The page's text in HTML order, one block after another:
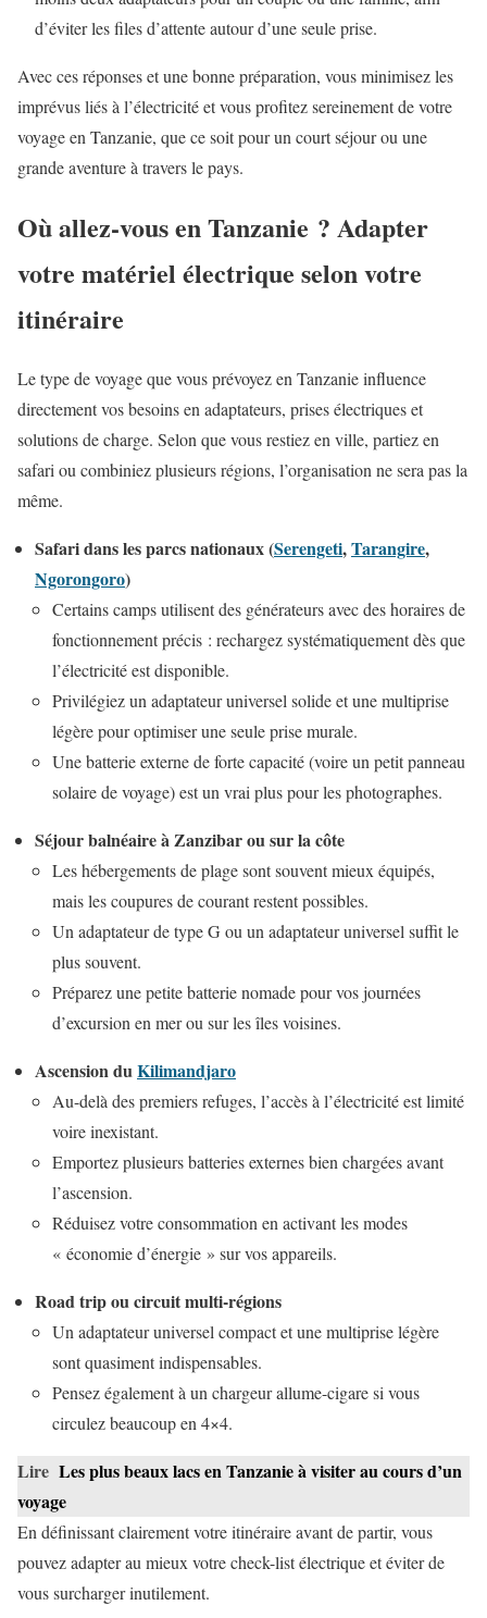
d’éviter les files d’attente autour d’une seule prise.
Avec ces réponses et une bonne préparation, vous minimisez les
imprévus liés à l’électricité et vous profitez sereinement de votre
voyage en Tanzanie, que ce soit pour un court séjour ou une
grande aventure à travers le pays.
Où allez-vous en Tanzanie ? Adapter
votre matériel électrique selon votre
itinéraire
Le type de voyage que vous prévoyez en Tanzanie influence
directement vos besoins en adaptateurs, prises électriques et
solutions de charge. Selon que vous restiez en ville, partiez en
safari ou combiniez plusieurs régions, l’organisation ne sera pas la
même.
Safari dans les parcs nationaux (Serengeti,Tarangire,
Ngorongoro)
Certains camps utilisent des générateurs avec des horaires de
fonctionnement précis : rechargez systématiquement dès que
l’électricité est disponible.
Privilégiez un adaptateur universel solide et une multiprise
légère pour optimiser une seule prise murale.
Une batterie externe de forte capacité (voire un petit panneau
solaire de voyage) est un vrai plus pour les photographes.
Séjour balnéaire à Zanzibar ou sur la côte
Les hébergements de plage sont souvent mieux équipés,
mais les coupures de courant restent possibles.
Un adaptateur de type G ou un adaptateur universel suffit le
plus souvent.
Préparez une petite batterie nomade pour vos journées
d’excursion en mer ou sur les îles voisines.
Ascension duKilimandjaro
Au-delà des premiers refuges, l’accès à l’électricité est limité
voire inexistant.
Emportez plusieurs batteries externes bien chargées avant
l’ascension.
Réduisez votre consommation en activant les modes
« économie d’énergie » sur vos appareils.
Road trip ou circuit multi-régions
Un adaptateur universel compact et une multiprise légère
sont quasiment indispensables.
Pensez également à un chargeur allume-cigare si vous
circulez beaucoup en 4×4.
Lire Les plus beaux lacs en Tanzanie à visiter au cours d’un
voyage
En définissant clairement votre itinéraire avant de partir, vous
pouvez adapter au mieux votre check-list électrique et éviter de
vous surcharger inutilement.